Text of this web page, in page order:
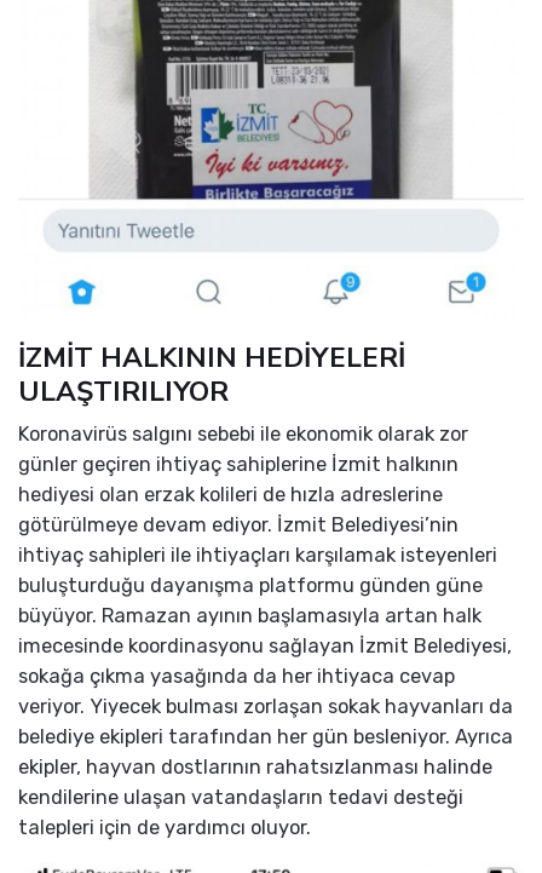
İZMİT HALKININ HEDİYELERİ
ULAŞTIRILIYOR
Koronavirüs salgını sebebi ile ekonomik olarak zor
günler geçiren ihtiyaç sahiplerine İzmit halkının
hediyesi olan erzak kolileri de hızla adreslerine
götürülmeye devam ediyor. İzmit Belediyesi’nin
ihtiyaç sahipleri ile ihtiyaçları karşılamak isteyenleri
buluşturduğu dayanışma platformu günden güne
büyüyor. Ramazan ayının başlamasıyla artan halk
imecesinde koordinasyonu sağlayan İzmit Belediyesi,
sokağa çıkma yasağında da her ihtiyaca cevap
veriyor. Yiyecek bulması zorlaşan sokak hayvanları da
belediye ekipleri tarafından her gün besleniyor. Ayrıca
ekipler, hayvan dostlarının rahatsızlanması halinde
kendilerine ulaşan vatandaşların tedavi desteği
talepleri için de yardımcı oluyor.